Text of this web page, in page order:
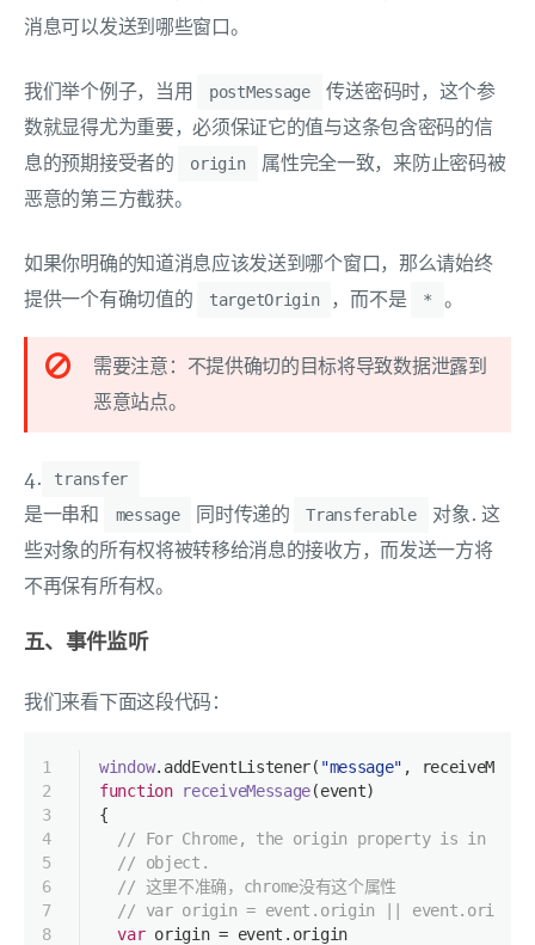
消息可以发送到哪些窗口。
我们举个例子，当用 postMessage
传送密码时，这个参
数就显得尤为重要，必须保证它的值与这条包含密码的信
息的预期接受者的
origin
属性完全一致，来防止密码被
恶意的第三方截获。
如果你明确的知道消息应该发送到哪个窗口，那么请始终
提供一个有确切值的
targetOrigin ，而不是 * 。
需要注意：不提供确切的目标将导致数据泄露到
恶意站点。
4. transfer
是一串和 message 同时传递的 Transferable
对象. 这
些对象的所有权将被转移给消息的接收方，而发送一方将
不再保有所有权。
五、事件监听
我们来看下面这段代码：
1
2
3
4
5
6
7
8
window.addEventListener( "message" ,
function receiveMessage(event)
{
// For Chrome, the origin property is in the
// object.
// 这里不准确，chrome没有这个属性
// var origin = event.origin ||
var origin = event.origin